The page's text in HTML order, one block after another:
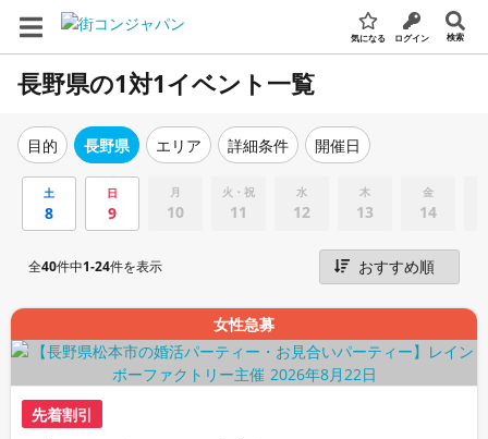
気になる ログイン 検索
長野県の1対1イベント一覧
目的 長野県 エリア 詳細条件 開催日
土
8
日
9
月
10
火・祝
11
水
12
木
13
金
14
全40件中1-24件を表示
女性急募
先着割引